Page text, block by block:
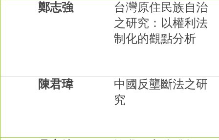
鄭志強
台灣原住民族自治
之研究：以權利法
制化的觀點分析
陳君瑋
中國反壟斷法之研
究